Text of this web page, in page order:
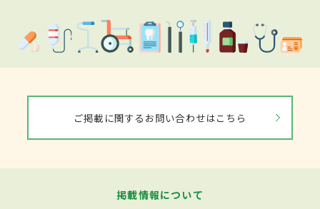
ご掲載に関するお問い合わせはこちら
掲載情報について